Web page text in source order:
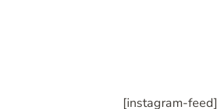
[instagram-feed]